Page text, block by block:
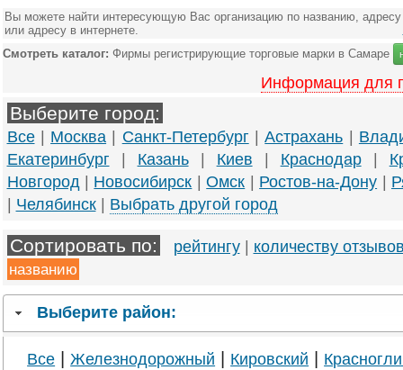
Вы можете найти интересующую Вас организацию по названию, адресу
или адресу в интернете.
Смотреть каталог: Фирмы регистрирующие торговые марки в Самаре
Информация для
Выберите город:
Все| Москва Санкт-Петербург |Астрахань
Екатеринбург
Казань| Киев Краснодар|
Новгород| Новосибирск |Омск Ростов-на-Дону
Челябинск| Выбрать другой город
Сортировать по: рейтингу| количеству
названию
Выберите район:
Все Железнодорожный Кировский